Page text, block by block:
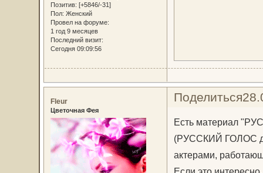
Позитив: [+5846/-31]
Пол: Женский
Провел на форуме:
1 год 9 месяцев
Последний визит:
Сегодня 09:09:56
Поделиться
Fleur
Цветочная Фея
Есть материал
(РУССКИЙ ГОЛОС
актерами,